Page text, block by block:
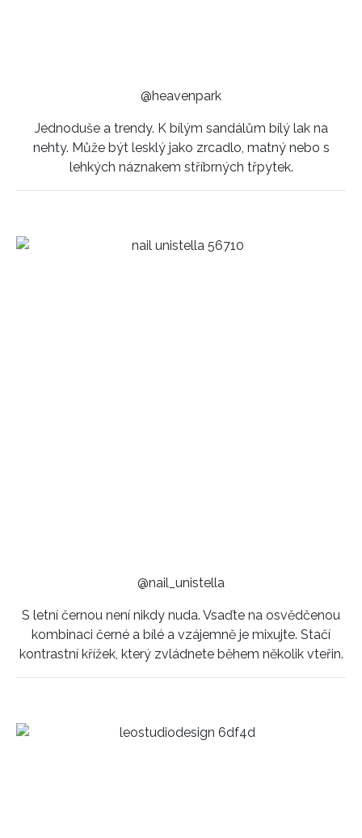
@heavenpark
Jednoduše a trendy. K bílým sandálům bílý lak na
nehty. Může být lesklý jako zrcadlo, matný nebo s
lehkých náznakem stříbrných třpytek.
@nail_unistella
S letní černou není nikdy nuda. Vsaďte na osvědčenou
kombinaci černé a bílé a vzájemně je mixujte. Stačí
kontrastní křížek, který zvládnete během několik vteřin.